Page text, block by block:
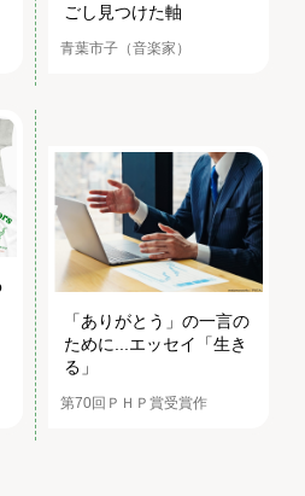
ごし見つけた軸
青葉市子（音楽家）
「ありがとう」の一言の
ために...エッセイ「生き
る」
第70回ＰＨＰ賞受賞作